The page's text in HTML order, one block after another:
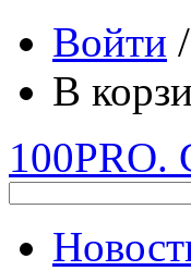
Войти /
В
100PRO.